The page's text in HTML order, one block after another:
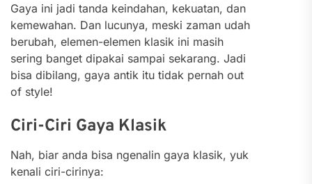
Gaya ini jadi tanda keindahan, kekuatan, dan
kemewahan. Dan lucunya, meski zaman udah
berubah, elemen-elemen klasik ini masih
sering banget dipakai sampai sekarang. Jadi
bisa dibilang, gaya antik itu tidak pernah out
of style!
Ciri-Ciri Gaya Klasik
Nah, biar anda bisa ngenalin gaya klasik, yuk
kenali ciri-cirinya: